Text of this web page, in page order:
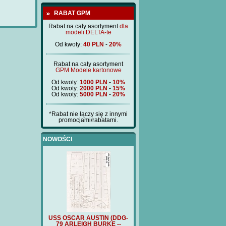
RABAT GPM
Rabat na cały asortymentdla
modeli DELTA-te
Od kwoty: 40 PLN - 20%
Rabat na cały asortyment
GPM Modele kartonowe
Od kwoty: 1000 PLN - 10%
Od kwoty: 2000 PLN - 15%
Od kwoty: 5000 PLN - 20%
*Rabat nie łączy się z innymi
promocjami/rabatami.
NOWOŚCI
USS OSCAR AUSTIN (DDG-
79 ARLEIGH BURKE --